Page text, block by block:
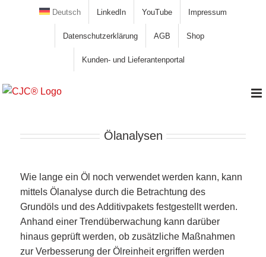
Deutsch LinkedIn YouTube Impressum
Datenschutzerklärung AGB Shop
Kunden- und Lieferantenportal
Ölanalysen
Wie lange ein Öl noch verwendet werden kann, kann
mittels Ölanalyse durch die Betrachtung des
Grundöls und des Additivpakets festgestellt werden.
Anhand einer Trendüberwachung kann darüber
hinaus geprüft werden, ob zusätzliche Maßnahmen
zur Verbesserung der Ölreinheit ergriffen werden